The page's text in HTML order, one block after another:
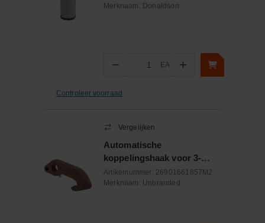
Merknaam: Donaldson
− Aantal
EA +
Controleer voorraad
Vergelijken
Automatische
koppelingshaak voor 3-
cilinder
Artikelnummer: 26901661857M2
Merknaam: Unbranded